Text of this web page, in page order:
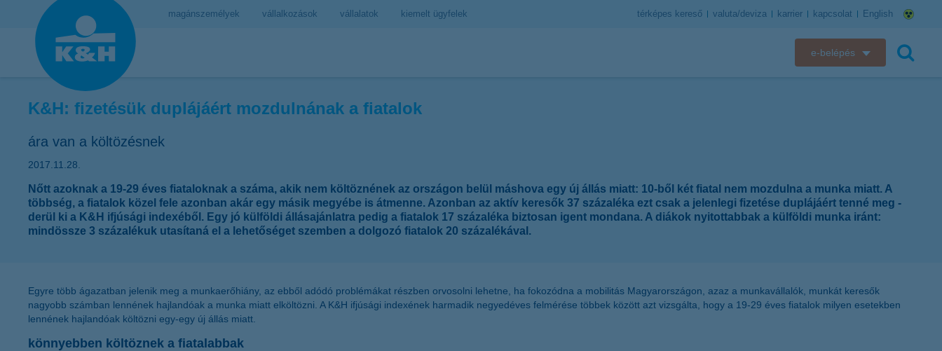
magánszemélyek vállalkozások vállalatok kiemelt ügyfelek térképes kereső valuta/deviza karrier kapcsolat English
e-belépés
K&H web Electra
K&H Biztosító ügyfélportál
K&H e-kártyafelület
K&H: fizetésük duplájáért mozdulnának a fiatalok
ára van a költözésnek
2017.11.28.
Nőtt azoknak a 19-29 éves fiataloknak a száma, akik nem költöznének az országon belül máshova egy új állás miatt: 10-ből két fiatal nem mozdulna a munka miatt. A
többség, a fiatalok közel fele azonban akár egy másik megyébe is átmenne. Azonban az aktív keresők 37 százaléka ezt csak a jelenlegi fizetése duplájáért tenné meg -
derül ki a K&H ifjúsági indexéből. Egy jó külföldi állásajánlatra pedig a fiatalok 17 százaléka biztosan igent mondana. A diákok nyitottabbak a külföldi munka iránt:
mindössze 3 százalékuk utasítaná el a lehetőséget szemben a dolgozó fiatalok 20 százalékával.
Egyre több ágazatban jelenik meg a munkaerőhiány, az ebből adódó problémákat részben orvosolni lehetne, ha fokozódna a mobilitás Magyarországon, azaz a munkavállalók, munkát keresők
nagyobb számban lennének hajlandóak a munka miatt elköltözni. A K&H ifjúsági indexének harmadik negyedéves felmérése többek között azt vizsgálta, hogy a 19-29 éves fiatalok milyen esetekben
lennének hajlandóak költözni egy-egy új állás miatt.
könnyebben költöznek a fiatalabbak